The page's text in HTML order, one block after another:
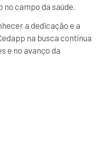
campo da saúde.
a dedicação e a
na busca contínua
e no avanço da